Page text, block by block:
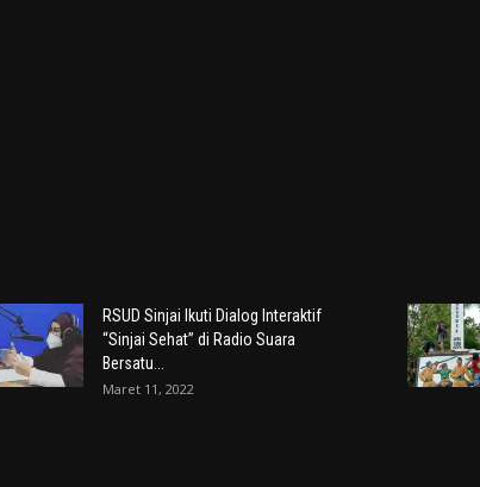
RSUD Sinjai Ikuti Dialog Interaktif
“Sinjai Sehat” di Radio Suara
Bersatu...
Maret 11, 2022